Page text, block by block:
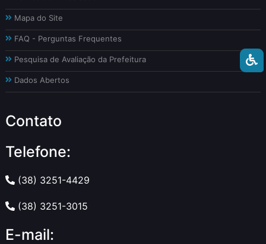
Mapa do Site
FAQ - Perguntas Frequentes
Pesquisa de Avaliação da Prefeitura
Dados Abertos
Contato
Telefone:
(38) 3251-4429
(38) 3251-3015
E-mail: